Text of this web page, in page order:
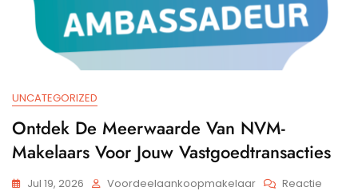
UNCATEGORIZED
Ontdek De Meerwaarde Van NVM-
Makelaars Voor Jouw Vastgoedtransacties
Jul 19, 2026 Voordeelaankoopmakelaar Reactie